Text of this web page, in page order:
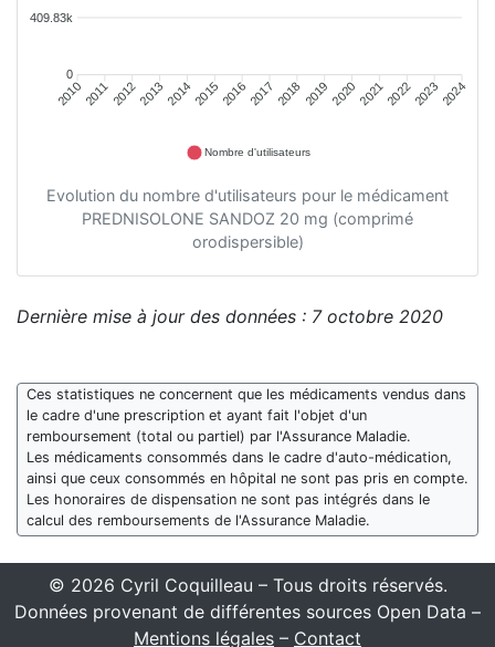
409.83k
0
20102011201220132014201520162017 2018 201920202021202220232024
Nombre d'utilisateurs
Evolution du nombre d'utilisateurs pour le médicament
PREDNISOLONE SANDOZ 20 mg (comprimé
orodispersible)
Dernière mise à jour des données : 7 octobre 2020
Ces statistiques ne concernent que les médicaments vendus dans
le cadre d'une prescription et ayant fait l'objet d'un
remboursement (total ou partiel) par l'Assurance Maladie.
Les médicaments consommés dans le cadre d'auto-médication,
ainsi que ceux consommés en hôpital ne sont pas pris en compte.
Les honoraires de dispensation ne sont pas intégrés dans le
calcul des remboursements de l'Assurance Maladie.
© 2026 Cyril Coquilleau – Tous droits réservés.
Données provenant de différentes sources Open Data –
Mentions légales – Contact